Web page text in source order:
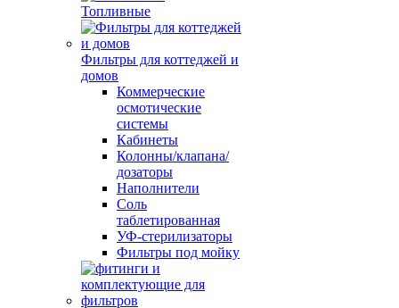
Топливные
Фильтры для коттеджей и
домов
Коммерческие
осмотические
системы
Кабинеты
Колонны/клапана/
дозаторы
Наполнители
Соль
таблетированная
УФ-стерилизаторы
Фильтры под мойку